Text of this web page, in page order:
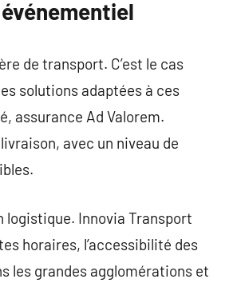
de transport. C’est le cas
solutions adaptées à ces
assurance Ad Valorem.
avec un niveau de
Innovia Transport
horaires, l’accessibilité des
les grandes agglomérations et